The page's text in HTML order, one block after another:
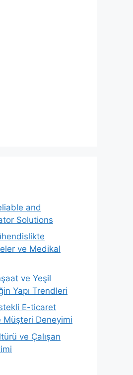
and
Solutions
ve Medikal
ve Yeşil
Yapı Trendleri
E-ticaret
Müşteri Deneyimi
ve Çalışan